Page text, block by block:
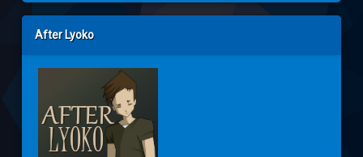
After Lyoko